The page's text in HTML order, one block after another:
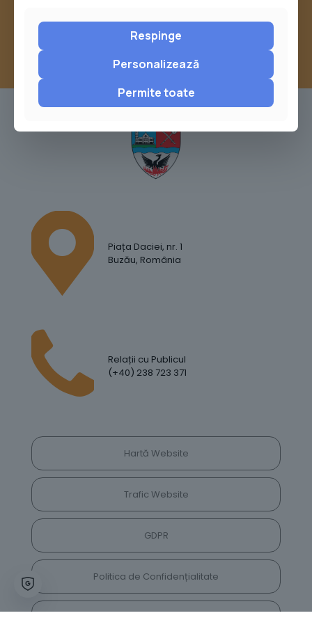
Piața Daciei, nr. 1
Buzău, România
Relații cu Publicul
(+40) 238 723 371
Hartă Website
Trafic Website
GDPR
Politica de Confidențialitate
Respinge
Personalizează
Permite toate